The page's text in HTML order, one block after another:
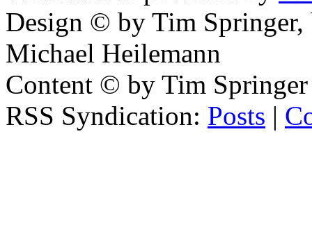
Design © by Tim Springer,
Michael Heilemann
Content © by Tim
RSS Syndication: Posts |